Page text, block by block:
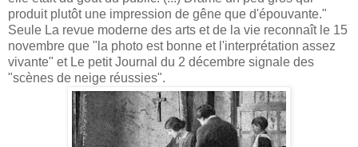
produit plutôt une impression de gêne que d'épouvante."
Seule La revue moderne des arts et de la vie reconnaît le 15
novembre que "la photo est bonne et l'interprétation assez
vivante" et Le petit Journal du 2 décembre signale des
"scènes de neige réussies".